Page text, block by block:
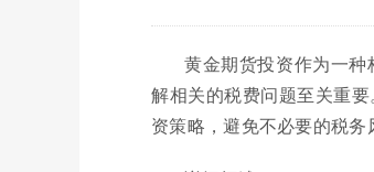
黄金期货投资作为一
解相关的税费问题至关重
资策略，避免不必要的税务